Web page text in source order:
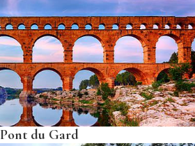
Pont du Gard